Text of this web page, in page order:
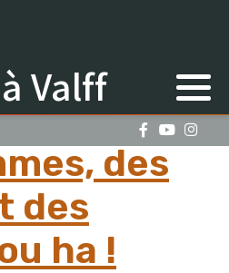
Valff
des
des
ha !